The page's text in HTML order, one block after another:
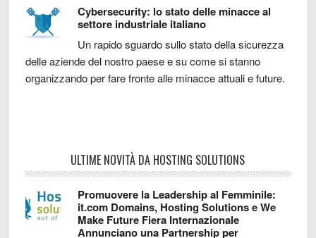
Cybersecurity: lo stato delle minacce al
settore industriale italiano
Un rapido sguardo sullo stato della sicurezza
delle aziende del nostro paese e su come si stanno
organizzando per fare fronte alle minacce attuali e future.
ULTIME NOVITÀ DA HOSTING SOLUTIONS
Promuovere la Leadership al Femminile:
it.com Domains, Hosting Solutions e We
Make Future Fiera Internazionale
Annunciano una Partnership per